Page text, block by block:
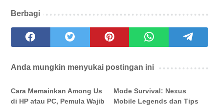
Berbagi
Anda mungkin menyukai postingan ini
Cara Memainkan Among Us
di HP atau PC, Pemula Wajib
Mode Survival: Nexus
Mobile Legends dan Tips